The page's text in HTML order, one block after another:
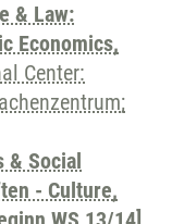
& Law:
Economics,
Center:
& Social
- Culture,